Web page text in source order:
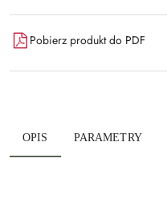
Pobierz produkt do PDF
OPIS PARAMETRY